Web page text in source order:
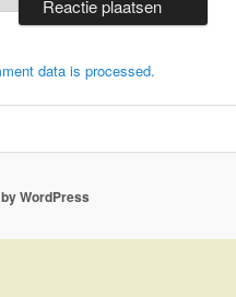
data is processed.
WordPress